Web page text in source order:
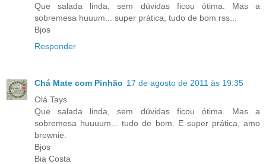
Que salada linda, sem dúvidas ficou ótima. Mas a
sobremesa huuum... super prática, tudo de bom rss...
Bjos
Responder
Chá Mate com Pinhão 17 de agosto de 2011 às 19:35
Olá Tays
Que salada linda, sem dúvidas ficou ótima. Mas a
sobremesa huuuum... tudo de bom. E super prática, amo
brownie.
Bjos
Bia Costa